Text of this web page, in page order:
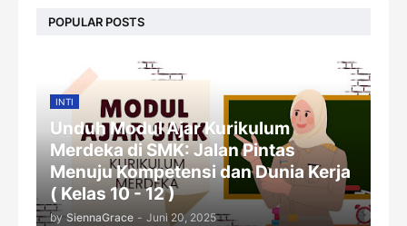
POPULAR POSTS
INTI
Unduh Modul Ajar Kurikulum
Merdeka di SMK: Jalan Pintas
Menuju Kompetensi dan Dunia Kerja
( Kelas 10 - 12 )
by SiennaGrace - Juni 20, 2025